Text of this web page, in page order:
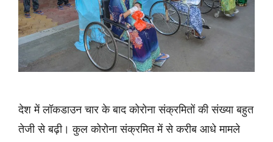
देश में लॉकडाउन चार के बाद कोरोना संक्रमितों की संख्या बहुत
तेजी से बढ़ी। कुल कोरोना संक्रमित में से करीब आधे मामले